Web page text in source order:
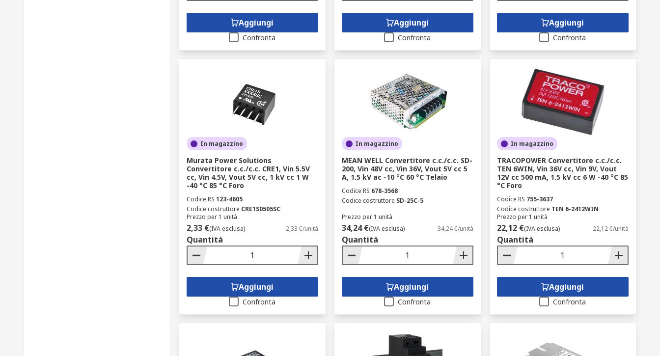
Aggiungi
Confronta
Aggiungi
Confronta
Aggiungi
Confronta
In magazzino
Murata Power Solutions
Convertitore c.c./c.c. CRE1, Vin 5.5V
cc, Vin 4.5V, Vout 5V cc, 1 kV cc 1 W
-40 °C 85 °C Foro
Codice RS 123-4605
Codice costruttore CRE1S0505SC
Prezzo per 1 unità
2,33 €(IVA esclusa) 2,33 €/unità
Quantità
Aggiungi
Confronta
In magazzino
MEAN WELL Convertitore c.c./c.c. SD-
200, Vin 48V cc, Vin 36V, Vout 5V cc 5
A, 1.5 kV ac -10 °C 60 °C Telaio
Codice RS 678-3568
Codice costruttore SD-25C-5
Prezzo per 1 unità
34,24 €(IVA esclusa) 34,24 €/unità
Quantità
Aggiungi
Confronta
In magazzino
TRACOPOWER Convertitore c.c./c.c.
TEN 6WIN, Vin 36V cc, Vin 9V, Vout
12V cc 500 mA, 1.5 kV cc 6 W -40 °C 85
°C Foro
Codice RS 755-3637
Codice costruttore TEN 6-2412WIN
Prezzo per 1 unità
22,12 €(IVA esclusa) 22,12 €/unità
Quantità
Aggiungi
Confronta